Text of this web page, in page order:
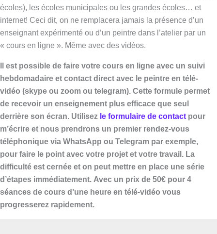
écoles), les écoles municipales ou les grandes écoles… et
internet! Ceci dit, on ne remplacera jamais la présence d’un
enseignant expérimenté ou d’un peintre dans l’atelier par un
« cours en ligne ». Même avec des vidéos.
Il est possible de faire votre cours en ligne avec un suivi
hebdomadaire et contact direct avec le peintre en télé-
vidéo (skype ou zoom ou telegram). Cette formule permet
de recevoir un enseignement plus efficace que seul
derrière son écran. Utilisez le formulaire de contact pour
m’écrire et nous prendrons un premier rendez-vous
téléphonique via WhatsApp ou Telegram par exemple,
pour faire le point avec votre projet et votre travail. La
difficulté est cernée et on peut mettre en place une série
d’étapes immédiatement. Avec un prix de 50€ pour 4
séances de cours d’une heure en télé-vidéo vous
progresserez rapidement.